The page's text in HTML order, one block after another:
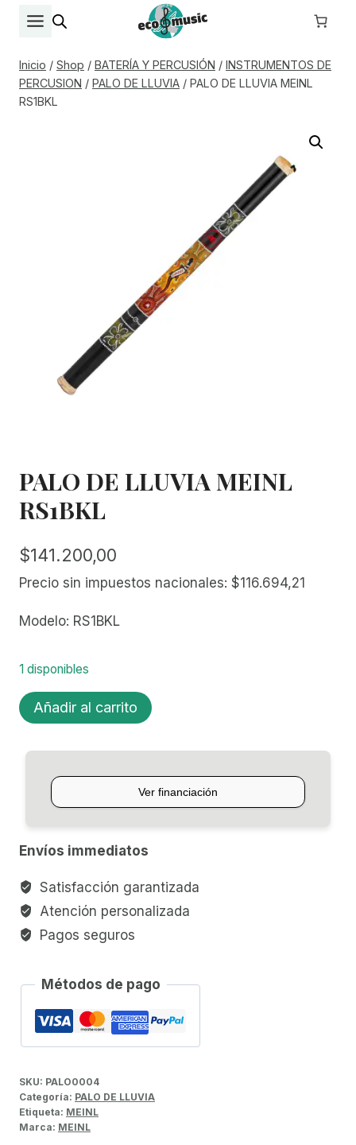
Inicio / Shop / BATERÍA Y PERCUSIÓN / INSTRUMENTOS DE
PERCUSION / PALO DE LLUVIA / PALO DE LLUVIA MEINL
RS1BKL
PALO DE LLUVIA MEINL
RS1BKL
$141.200,00
Precio sin impuestos nacionales: $116.694,21
Modelo: RS1BKL
1 disponibles
PALO
DE
RS1BKL
cantidad
Añadir al carrito
Envíos immediatos
Satisfacción garantizada
Atención personalizada
Pagos seguros
Métodos de pago
SKU: PALO0004
Categoría: PALO DE LLUVIA
Etiqueta: MEINL
Marca: MEINL